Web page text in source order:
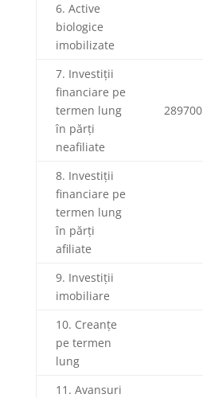
6. Active
biologice
imobilizate
7. Investiții
financiare pe
termen lung
în părți
neafiliate
289700
8. Investiții
financiare pe
termen lung
în părți
afiliate
9. Investiții
imobiliare
10. Creanțe
pe termen
lung
11. Avansuri